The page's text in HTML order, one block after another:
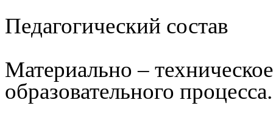
Педагогический состав
Материально –
образовательного